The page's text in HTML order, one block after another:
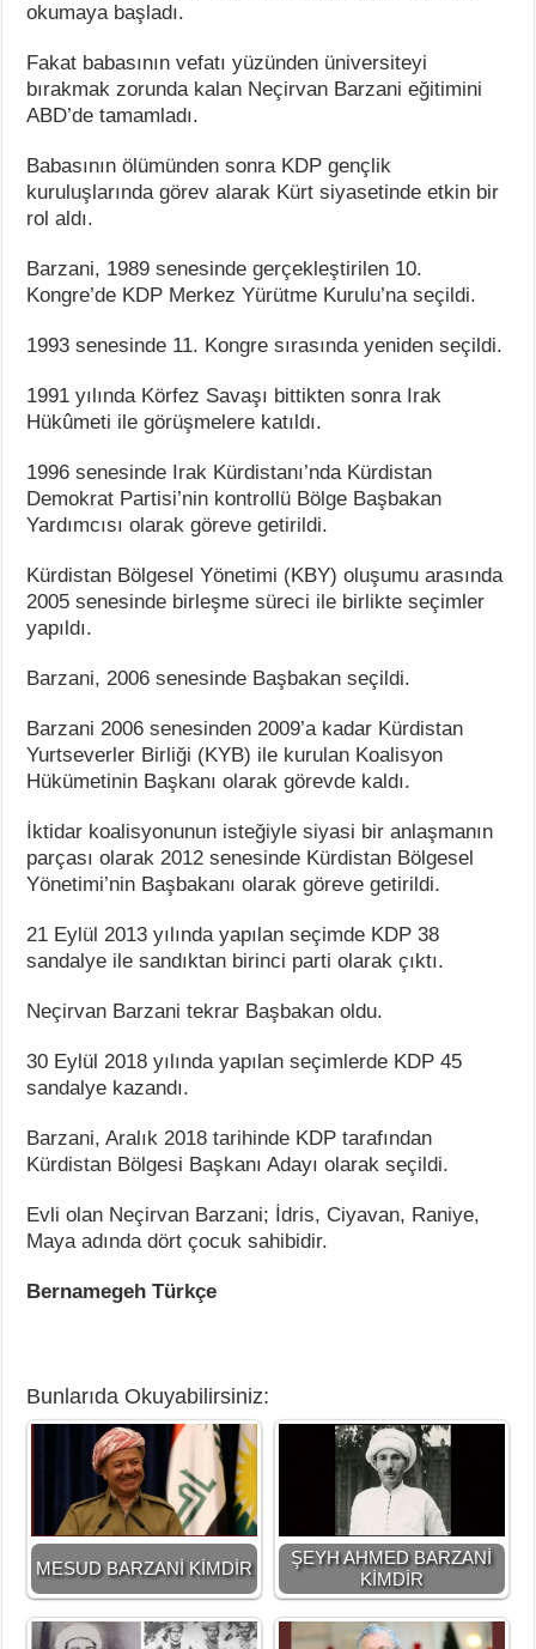
okumaya başladı.
Fakat babasının vefatı yüzünden üniversiteyi
bırakmak zorunda kalan Neçirvan Barzani eğitimini
ABD’de tamamladı.
Babasının ölümünden sonra KDP gençlik
kuruluşlarında görev alarak Kürt siyasetinde etkin bir
rol aldı.
Barzani, 1989 senesinde gerçekleştirilen 10.
Kongre’de KDP Merkez Yürütme Kurulu’na seçildi.
1993 senesinde 11. Kongre sırasında yeniden seçildi.
1991 yılında Körfez Savaşı bittikten sonra Irak
Hükûmeti ile görüşmelere katıldı.
1996 senesinde Irak Kürdistanı’nda Kürdistan
Demokrat Partisi’nin kontrollü Bölge Başbakan
Yardımcısı olarak göreve getirildi.
Kürdistan Bölgesel Yönetimi (KBY) oluşumu arasında
2005 senesinde birleşme süreci ile birlikte seçimler
yapıldı.
Barzani, 2006 senesinde Başbakan seçildi.
Barzani 2006 senesinden 2009’a kadar Kürdistan
Yurtseverler Birliği (KYB) ile kurulan Koalisyon
Hükümetinin Başkanı olarak görevde kaldı.
İktidar koalisyonunun isteğiyle siyasi bir anlaşmanın
parçası olarak 2012 senesinde Kürdistan Bölgesel
Yönetimi’nin Başbakanı olarak göreve getirildi.
21 Eylül 2013 yılında yapılan seçimde KDP 38
sandalye ile sandıktan birinci parti olarak çıktı.
Neçirvan Barzani tekrar Başbakan oldu.
30 Eylül 2018 yılında yapılan seçimlerde KDP 45
sandalye kazandı.
Barzani, Aralık 2018 tarihinde KDP tarafından
Kürdistan Bölgesi Başkanı Adayı olarak seçildi.
Evli olan Neçirvan Barzani; İdris, Ciyavan, Raniye,
Maya adında dört çocuk sahibidir.
Bernamegeh Türkçe
Bunlarıda Okuyabilirsiniz:
MESUD BARZANİ KİMDİR
ŞEYH AHMED BARZANİ
KİMDİR